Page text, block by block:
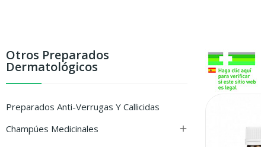
Otros Preparados
Dermatológicos
Preparados Anti-Verrugas Y Callicidas
Champúes Medicinales
